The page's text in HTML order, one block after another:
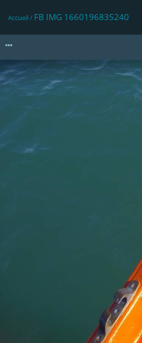
Accueil / FB IMG 1660196835240